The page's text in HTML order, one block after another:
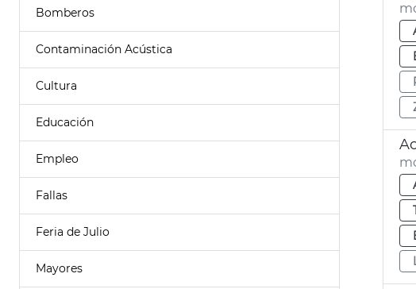
Bomberos
Contaminación Acústica
Cultura
Educación
Empleo
Fallas
Feria de Julio
Mayores